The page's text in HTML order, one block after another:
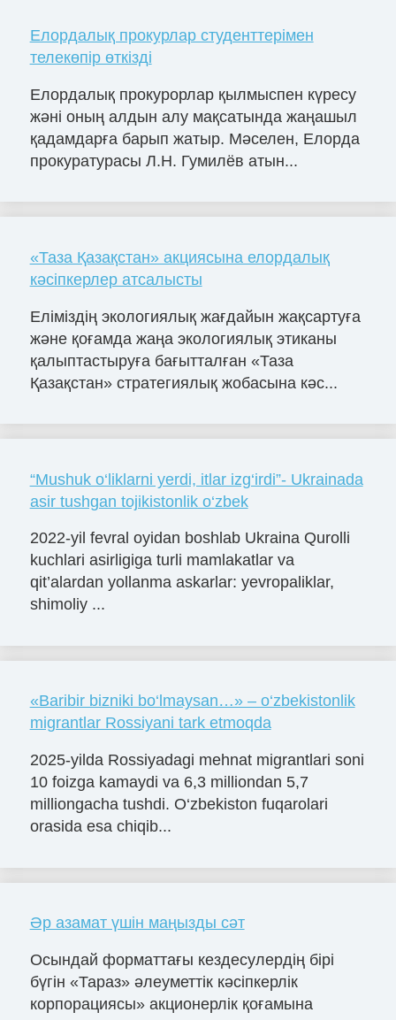
Елордалық прокурлар студенттерімен
телекөпір өткізді
Елордалық прокурорлар қылмыспен күресу
жәні оның алдын алу мақсатында жаңашыл
қадамдарға барып жатыр. Мәселен, Елорда
прокуратурасы Л.Н. Гумилёв атын...
«Таза Қазақстан» акциясына елордалық
кәсіпкерлер атсалысты
Еліміздің экологиялық жағдайын жақсартуға
және қоғамда жаңа экологиялық этиканы
қалыптастыруға бағытталған «Таза
Қазақстан» стратегиялық жобасына кәс...
“Mushuk o‘liklarni yerdi, itlar izg‘irdi”- Ukrainada
asir tushgan tojikistonlik o‘zbek
2022-yil fevral oyidan boshlab Ukraina Qurolli
kuchlari asirligiga turli mamlakatlar va
qit’alardan yollanma askarlar: yevropaliklar,
shimoliy ...
«Baribir bizniki bo‘lmaysan…» – o‘zbekistonlik
migrantlar Rossiyani tark etmoqda
2025-yilda Rossiyadagi mehnat migrantlari soni
10 foizga kamaydi va 6,3 milliondan 5,7
milliongacha tushdi. O‘zbekiston fuqarolari
orasida esa chiqib...
Әр азамат үшін маңызды сәт
Осындай форматтағы кездесулердің бірі
бүгін «Тараз» әлеуметтік кәсіпкерлік
корпорациясы» акционерлік қоғамына